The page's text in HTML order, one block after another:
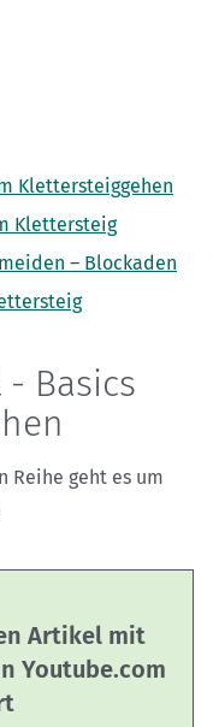
Klettersteiggehen
Klettersteig
– Blockaden
- Basics
Reihe geht es um
Artikel mit
Youtube.com